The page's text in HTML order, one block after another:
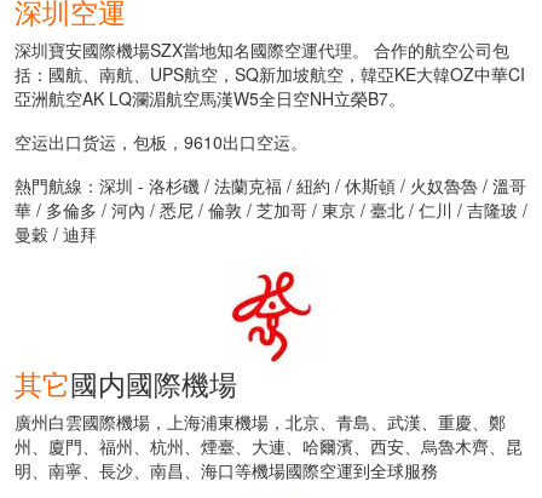
深圳空運
深圳寶安國際機場SZX當地知名國際空運代理。 合作的航空公司包
括：國航、南航、UPS航空，SQ新加坡航空，韓亞KE大韓OZ中華CI
亞洲航空AK LQ瀾湄航空馬漢W5全日空NH立榮B7。
空运出口货运，包板，9610出口空运。
熱門航線：深圳 - 洛杉磯 / 法蘭克福 / 紐約 / 休斯頓 / 火奴魯魯 / 溫哥
華 / 多倫多 / 河內 / 悉尼 / 倫敦 / 芝加哥 / 東京 / 臺北 / 仁川 / 吉隆玻 /
曼穀 / 迪拜
其它國内國際機場
廣州白雲國際機場，上海浦東機場，北京、青島、武漢、重慶、鄭
州、廈門、福州、杭州、煙臺、大連、哈爾濱、西安、烏魯木齊、昆
明、南寧、長沙、南昌、海口等機場國際空運到全球服務